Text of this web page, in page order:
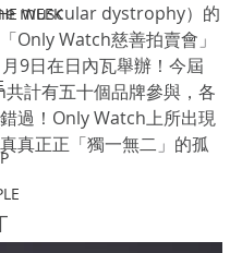
WEEK
muscular dystrophy）的
Only Watch慈善拍賣會」
9日在日內瓦舉辦！今屆
計有五十個品牌參與，各
過！Only Watch上所出現
真正正「獨一無二」的孤